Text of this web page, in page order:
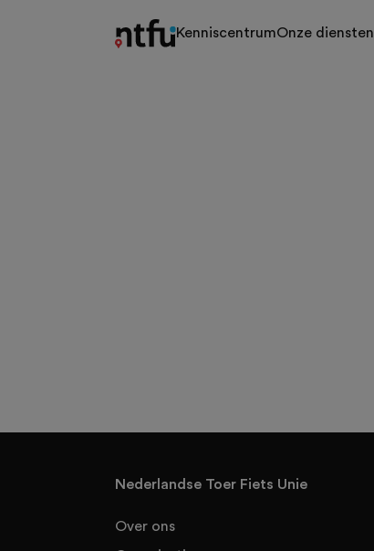
KenniscentrumOnze diensten
Nederlandse Toer Fiets Unie
Over ons